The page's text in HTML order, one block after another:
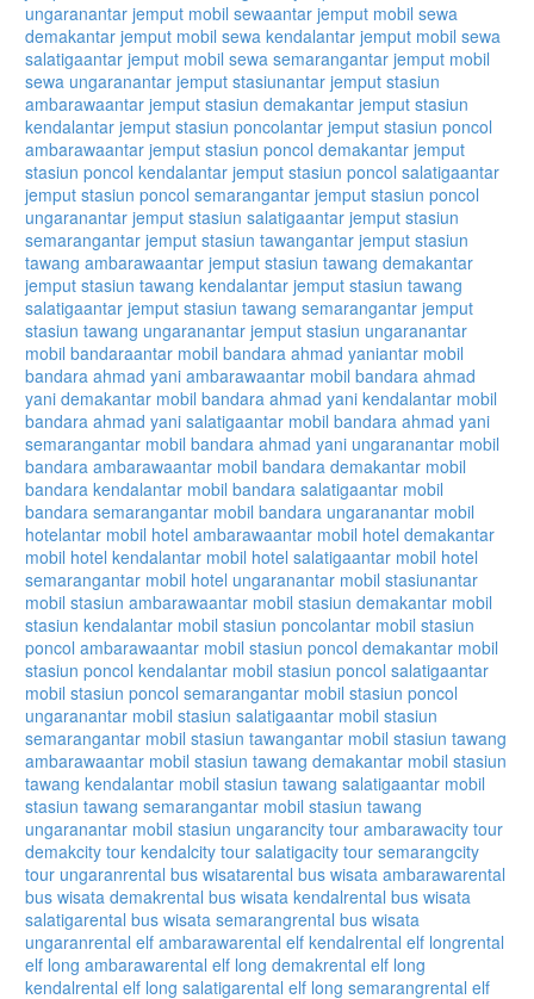
ungaranantar jemput mobil sewaantar jemput mobil sewa
demakantar jemput mobil sewa kendalantar jemput mobil sewa
salatigaantar jemput mobil sewa semarangantar jemput mobil
sewa ungaranantar jemput stasiunantar jemput stasiun
ambarawaantar jemput stasiun demakantar jemput stasiun
kendalantar jemput stasiun poncolantar jemput stasiun poncol
ambarawaantar jemput stasiun poncol demakantar jemput
stasiun poncol kendalantar jemput stasiun poncol salatigaantar
jemput stasiun poncol semarangantar jemput stasiun poncol
ungaranantar jemput stasiun salatigaantar jemput stasiun
semarangantar jemput stasiun tawangantar jemput stasiun
tawang ambarawaantar jemput stasiun tawang demakantar
jemput stasiun tawang kendalantar jemput stasiun tawang
salatigaantar jemput stasiun tawang semarangantar jemput
stasiun tawang ungaranantar jemput stasiun ungaranantar
mobil bandaraantar mobil bandara ahmad yaniantar mobil
bandara ahmad yani ambarawaantar mobil bandara ahmad
yani demakantar mobil bandara ahmad yani kendalantar mobil
bandara ahmad yani salatigaantar mobil bandara ahmad yani
semarangantar mobil bandara ahmad yani ungaranantar mobil
bandara ambarawaantar mobil bandara demakantar mobil
bandara kendalantar mobil bandara salatigaantar mobil
bandara semarangantar mobil bandara ungaranantar mobil
hotelantar mobil hotel ambarawaantar mobil hotel demakantar
mobil hotel kendalantar mobil hotel salatigaantar mobil hotel
semarangantar mobil hotel ungaranantar mobil stasiunantar
mobil stasiun ambarawaantar mobil stasiun demakantar mobil
stasiun kendalantar mobil stasiun poncolantar mobil stasiun
poncol ambarawaantar mobil stasiun poncol demakantar mobil
stasiun poncol kendalantar mobil stasiun poncol salatigaantar
mobil stasiun poncol semarangantar mobil stasiun poncol
ungaranantar mobil stasiun salatigaantar mobil stasiun
semarangantar mobil stasiun tawangantar mobil stasiun tawang
ambarawaantar mobil stasiun tawang demakantar mobil stasiun
tawang kendalantar mobil stasiun tawang salatigaantar mobil
stasiun tawang semarangantar mobil stasiun tawang
ungaranantar mobil stasiun ungarancity tour ambarawacity tour
demakcity tour kendalcity tour salatigacity tour semarangcity
tour ungaranrental bus wisatarental bus wisata ambarawarental
bus wisata demakrental bus wisata kendalrental bus wisata
salatigarental bus wisata semarangrental bus wisata
ungaranrental elf ambarawarental elf kendalrental elf longrental
elf long ambarawarental elf long demakrental elf long
kendalrental elf long salatigarental elf long semarangrental elf